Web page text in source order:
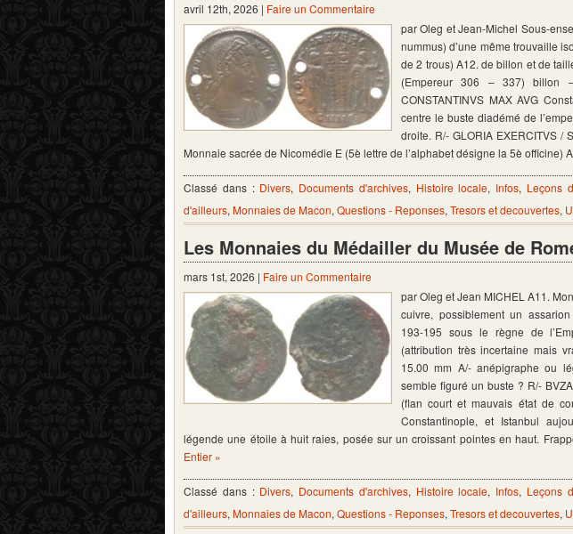
avril 12th, 2026 | Faire un Commentaire
par Oleg et Jean-Michel Sous-
nummus) d’une même trouvaille
de 2 trous) A12. de billon et de
(Empereur 306 – 337) billon
CONSTANTINVS MAX AVG
centre le buste diadémé de
droite. R/- GLORIA EXERCITVS /
Monnaie sacrée de Nicomédie E (5è lettre de l’alphabet désigne la 5è officine)
Classé dans : Divers, Documents d'archives, Histoire locale, Infos, Leçons
d'ailleurs, Monnaies de Macon, Questions - Reponses, Tresors et decouvertes,
Les Monnaies du Médailler du Musée de
mars 1st, 2026 | Faire un Commentaire
par Oleg et Jean MICHEL A11.
cuivre, possiblement un
193-195 sous le règne de
(attribution très incertaine mais
15.00 mm A/- anépigraphe ou
semble figuré un buste ? R/-
(flan court et mauvais état de
Constantinople, et Istanbul
légende une étoile à huit raies, posée sur un croissant pointes en haut.
Entier »
Classé dans : Divers, Documents d'archives, Histoire locale, Infos, Leçons
d'ailleurs, Monnaies de Macon, Questions - Reponses, Tresors et decouvertes,